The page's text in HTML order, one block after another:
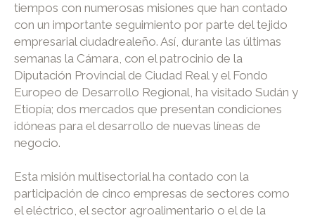
tiempos con numerosas misiones que han contado
con un importante seguimiento por parte del tejido
empresarial ciudadrealeño. Así, durante las últimas
semanas la Cámara, con el patrocinio de la
Diputación Provincial de Ciudad Real y el Fondo
Europeo de Desarrollo Regional, ha visitado Sudán y
Etiopía; dos mercados que presentan condiciones
idóneas para el desarrollo de nuevas líneas de
negocio.
Esta misión multisectorial ha contado con la
participación de cinco empresas de sectores como
el eléctrico, el sector agroalimentario o el de la